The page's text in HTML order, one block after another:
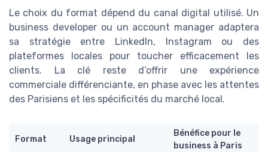
Le choix du format dépend du canal digital utilisé. Un
business developer ou un account manager adaptera
sa stratégie entre LinkedIn, Instagram ou des
plateformes locales pour toucher efficacement les
clients. La clé reste d’offrir une expérience
commerciale différenciante, en phase avec les attentes
des Parisiens et les spécificités du marché local.
Format Usage principal
Bénéfice pour le
business à Paris